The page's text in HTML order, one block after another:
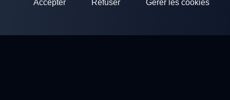
Accepter Refuser Gérer les cookies